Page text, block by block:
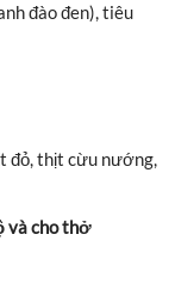
đào đen), tiêu
đỏ, thịt cừu nướng,
và cho thở